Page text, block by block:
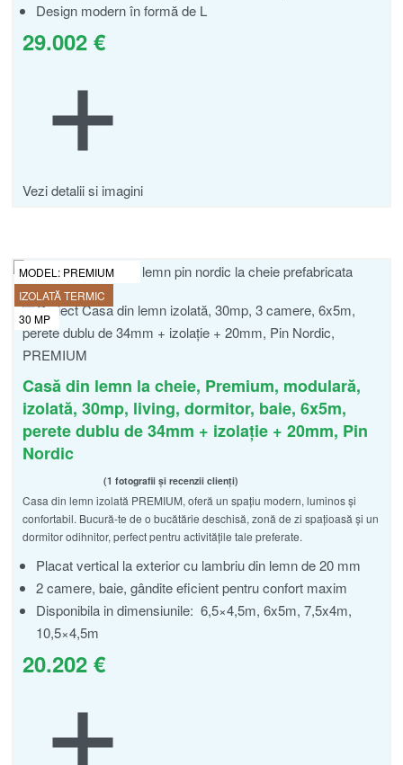
Design modern în formă de L
29.002 €
Vezi detalii si imagini
MODEL: PREMIUM
IZOLATĂ TERMIC
30 MP
Casă din lemn la cheie, Premium, modulară,
izolată, 30mp, living, dormitor, baie, 6x5m,
perete dublu de 34mm + izolație + 20mm, Pin
Nordic
Evaluat la5.00din 5
1 fotografii și recenzii clienți
Casa din lemn izolată PREMIUM, oferă un spațiu modern, luminos și
confortabil. Bucură-te de o bucătărie deschisă, zonă de zi spațioasă și un
dormitor odihnitor, perfect pentru activitățile tale preferate.
Placat vertical la exterior cu lambriu din lemn de 20 mm
2 camere, baie, gândite eficient pentru confort maxim
Disponibila in dimensiunile: 6,5×4,5m, 6x5m, 7,5x4m,
10,5×4,5m
20.202 €